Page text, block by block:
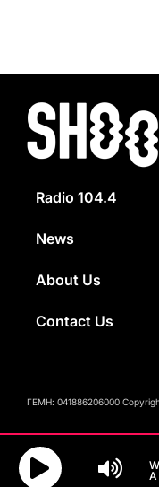
Radio 104.4
News
About Us
Contact Us
ΓΕΜΗ: 041886206000
A